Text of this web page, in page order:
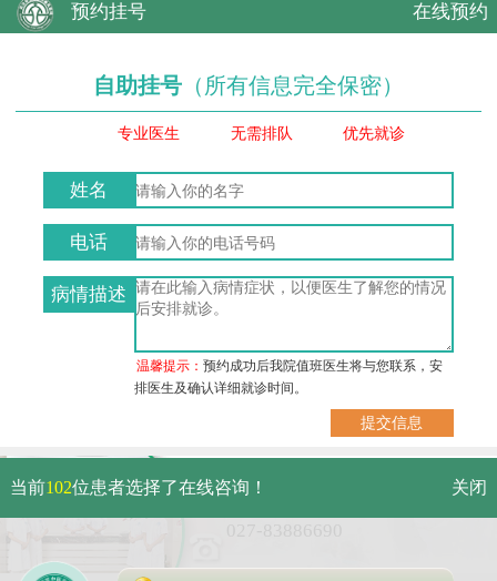
预约挂号 在线预约
自助挂号 （所有信息完全保密）
专业医生 无需排队 优先就诊
姓名
电话
病情描述
温馨提示：预约成功后我院值班医生将与您联系，安
排医生及确认详细就诊时间。
武汉市硚口区解放大道479号
免费电话：
当前102位患者选择了在线咨询！ 关闭